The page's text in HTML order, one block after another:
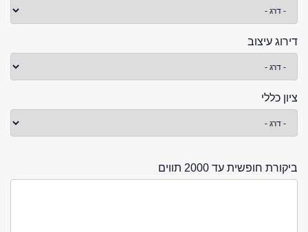
דירוג עיצוב
ציון כללי
ביקורת חופשית עד 2000 תווים